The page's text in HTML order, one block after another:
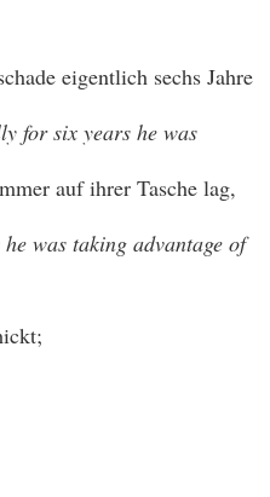
eigentlich sechs Jahre
for six years he was
auf ihrer Tasche lag,
was taking advantage of